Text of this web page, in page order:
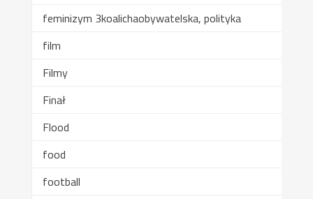
feminizym 3koalichaobywatelska, polityka
film
Filmy
Finał
Flood
food
football